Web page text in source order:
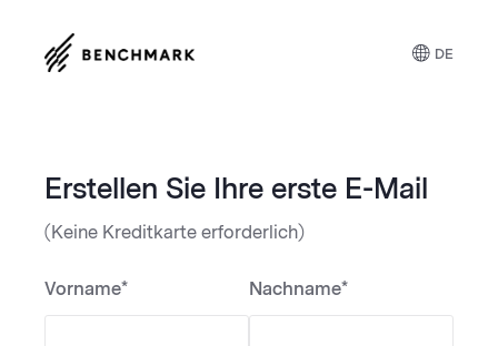
DE
Erstellen Sie Ihre erste E-Mail
(Keine Kreditkarte erforderlich)
Vorname* Nachname*